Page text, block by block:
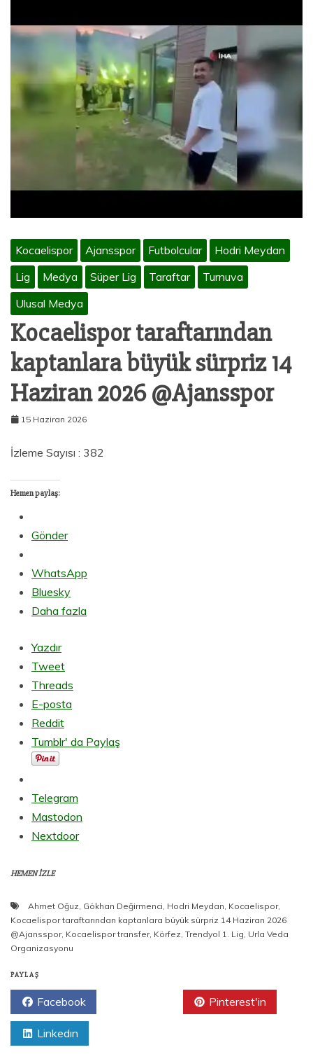
Kocaelispor Ajansspor Futbolcular
Hodri Meydan
Lig
Medya Süper Lig Taraftar
Turnuva
Ulusal Medya
Kocaelispor taraftarından
kaptanlara büyük sürpriz 14
Haziran 2026 @Ajansspor
15 Haziran 2026
İzleme Sayısı : 382
Hemen paylaş:
Gönder
WhatsApp
Bluesky
Daha fazla
Yazdır
Tweet
Threads
E-posta
Reddit
Tumblr' da Paylaş
Telegram
Mastodon
Nextdoor
HEMEN İZLE
Ahmet Oğuz Gökhan Değirmenci Hodri Meydan Kocaelispor,
Kocaelispor taraftarından kaptanlara büyük sürpriz 14 Haziran 2026
@Ajansspor, Kocaelispor transfer, Körfez Trendyol 1. Lig Urla Veda
Organizasyonu
PAYLAŞ
Facebook Pinterest'in
Linkedın